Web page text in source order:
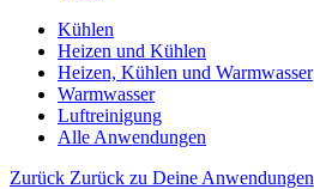
Kühlen
Heizen und Kühlen
Heizen, Kühlen und Warmwasser
Warmwasser
Luftreinigung
Alle Anwendungen
Zurück Zurück zu Deine Anwendungen